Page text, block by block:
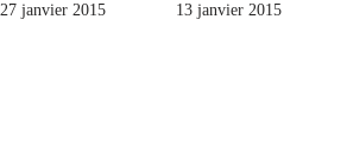
27 janvier 2015 13 janvier 2015